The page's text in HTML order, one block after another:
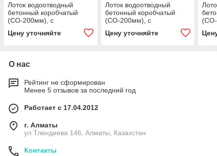
Лоток водоотводный
бетонный коробчатый
(СО-200мм), с
оцинкованной насадкой
КU 100.26,3 (20).33(27,5) -
Цену уточняйте
Лоток водоотводный
бетонный коробчатый
(СО-200мм), с
оцинкованной насадкой
КU 100.26,3 (20).33(27,5) -
Цену уточняйте
(СО-
О нас
Рейтинг не сформирован
Менее 5 отзывов за последний год
Работает с 17.04.2012
г. Алматы
ул Тлендиева 146, Алматы, Казахстан
Контакты